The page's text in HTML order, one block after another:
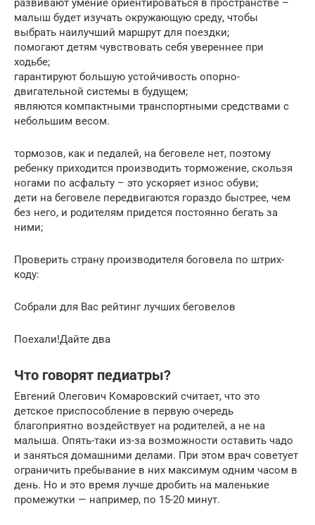
развивают умение ориентироваться в пространстве –
малыш будет изучать окружающую среду, чтобы
выбрать наилучший маршрут для поездки;
помогают детям чувствовать себя увереннее при
ходьбе;
гарантируют большую устойчивость опорно-
двигательной системы в будущем;
являются компактными транспортными средствами с
небольшим весом.
тормозов, как и педалей, на беговеле нет, поэтому
ребенку приходится производить торможение, скользя
ногами по асфальту – это ускоряет износ обуви;
дети на беговеле передвигаются гораздо быстрее, чем
без него, и родителям придется постоянно бегать за
ними;
Проверить страну производителя боговела по штрих-
коду:
Собрали для Вас рейтинг лучших беговелов
Поехали!Дайте два
Что говорят педиатры?
Евгений Олегович Комаровский считает, что это
детское приспособление в первую очередь
благоприятно воздействует на родителей, а не на
малыша. Опять-таки из-за возможности оставить чадо
и заняться домашними делами. При этом врач советует
ограничить пребывание в них максимум одним часом в
день. Но и это время лучше дробить на маленькие
промежутки — например, по 15-20 минут.